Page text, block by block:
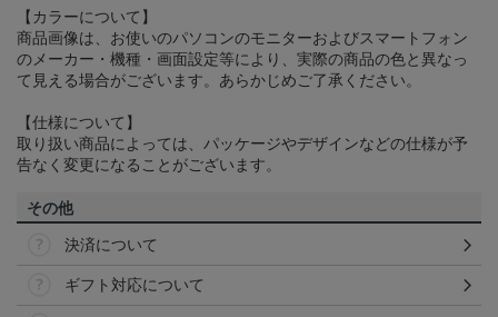
【カラーについて】
商品画像は、お使いのパソコンのモニターおよびスマートフォン
のメーカー・機種・画面設定等により、実際の商品の色と異なっ
て見える場合がございます。あらかじめご了承ください。
【仕様について】
取り扱い商品によっては、パッケージやデザインなどの仕様が予
告なく変更になることがございます。
その他
決済について
ギフト対応について